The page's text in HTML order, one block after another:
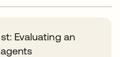
Evaluating an